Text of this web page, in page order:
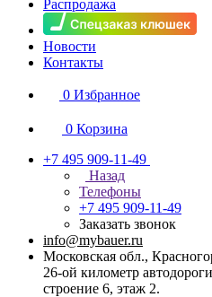
Распродажа
Новости
Контакты
0 Избранное
0 Корзина
+7 495 909-11-49
Назад
Телефоны
+7 495 909-11-49
Заказать звонок
info@mybauer.ru
Московская обл.,
26-ой километр
строение 6, этаж 2.